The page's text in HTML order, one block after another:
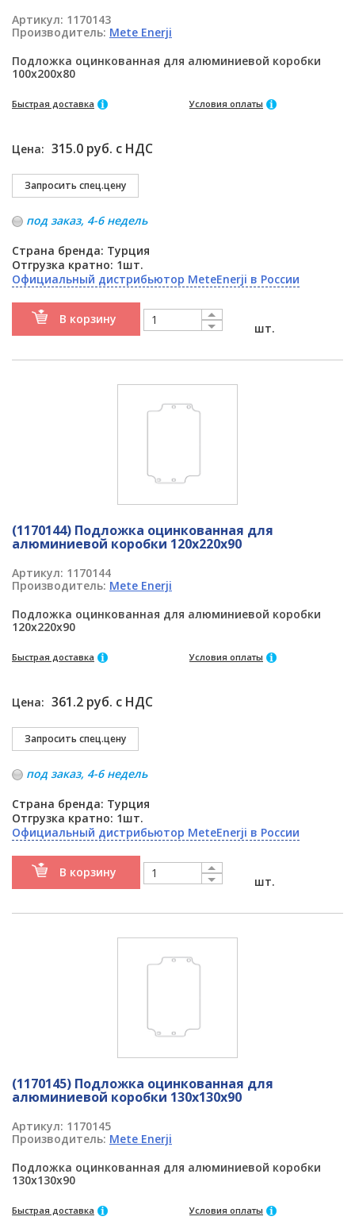
Артикул: 1170143
Производитель: Mete Enerji
Подложка оцинкованная для алюминиевой коробки
100x200x80
Быстрая доставка Условия оплаты
Цена: 315.0 руб. с НДС
под заказ, 4-6 недель
Страна бренда: Турция
Отгрузка кратно: 1шт.
Официальный дистрибьютор MeteEnerji в России
В корзину
шт.
(1170144) Подложка оцинкованная для
алюминиевой коробки 120x220x90
Артикул: 1170144
Производитель: Mete Enerji
Подложка оцинкованная для алюминиевой коробки
120x220x90
Быстрая доставка Условия оплаты
Цена: 361.2 руб. с НДС
под заказ, 4-6 недель
Страна бренда: Турция
Отгрузка кратно: 1шт.
Официальный дистрибьютор MeteEnerji в России
В корзину
шт.
(1170145) Подложка оцинкованная для
алюминиевой коробки 130x130x90
Артикул: 1170145
Производитель: Mete Enerji
Подложка оцинкованная для алюминиевой коробки
130x130x90
Быстрая доставка Условия оплаты